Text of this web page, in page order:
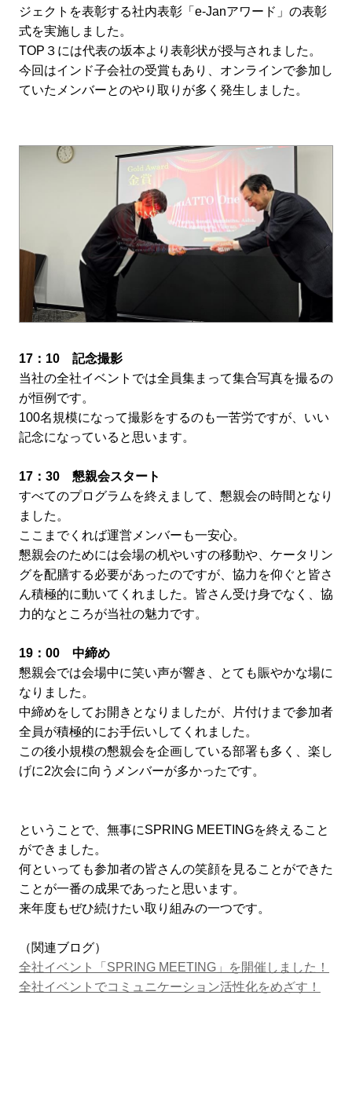
ジェクトを表彰する社内表彰「e-Janアワード」の表彰
式を実施しました。
TOP３には代表の坂本より表彰状が授与されました。
今回はインド子会社の受賞もあり、オンラインで参加し
ていたメンバーとのやり取りが多く発生しました。
17：10 記念撮影
当社の全社イベントでは全員集まって集合写真を撮るの
が恒例です。
100名規模になって撮影をするのも一苦労ですが、いい
記念になっていると思います。
17：30 懇親会スタート
すべてのプログラムを終えまして、懇親会の時間となり
ました。
ここまでくれば運営メンバーも一安心。
懇親会のためには会場の机やいすの移動や、ケータリン
グを配膳する必要があったのですが、協力を仰ぐと皆さ
ん積極的に動いてくれました。皆さん受け身でなく、協
力的なところが当社の魅力です。
19：00 中締め
懇親会では会場中に笑い声が響き、とても賑やかな場に
なりました。
中締めをしてお開きとなりましたが、片付けまで参加者
全員が積極的にお手伝いしてくれました。
この後小規模の懇親会を企画している部署も多く、楽し
げに2次会に向うメンバーが多かったです。
ということで、無事にSPRING MEETINGを終えること
ができました。
何といっても参加者の皆さんの笑顔を見ることができた
ことが一番の成果であったと思います。
来年度もぜひ続けたい取り組みの一つです。
（関連ブログ）
全社イベント「SPRING MEETING」を開催しました！
全社イベントでコミュニケーション活性化をめざす！